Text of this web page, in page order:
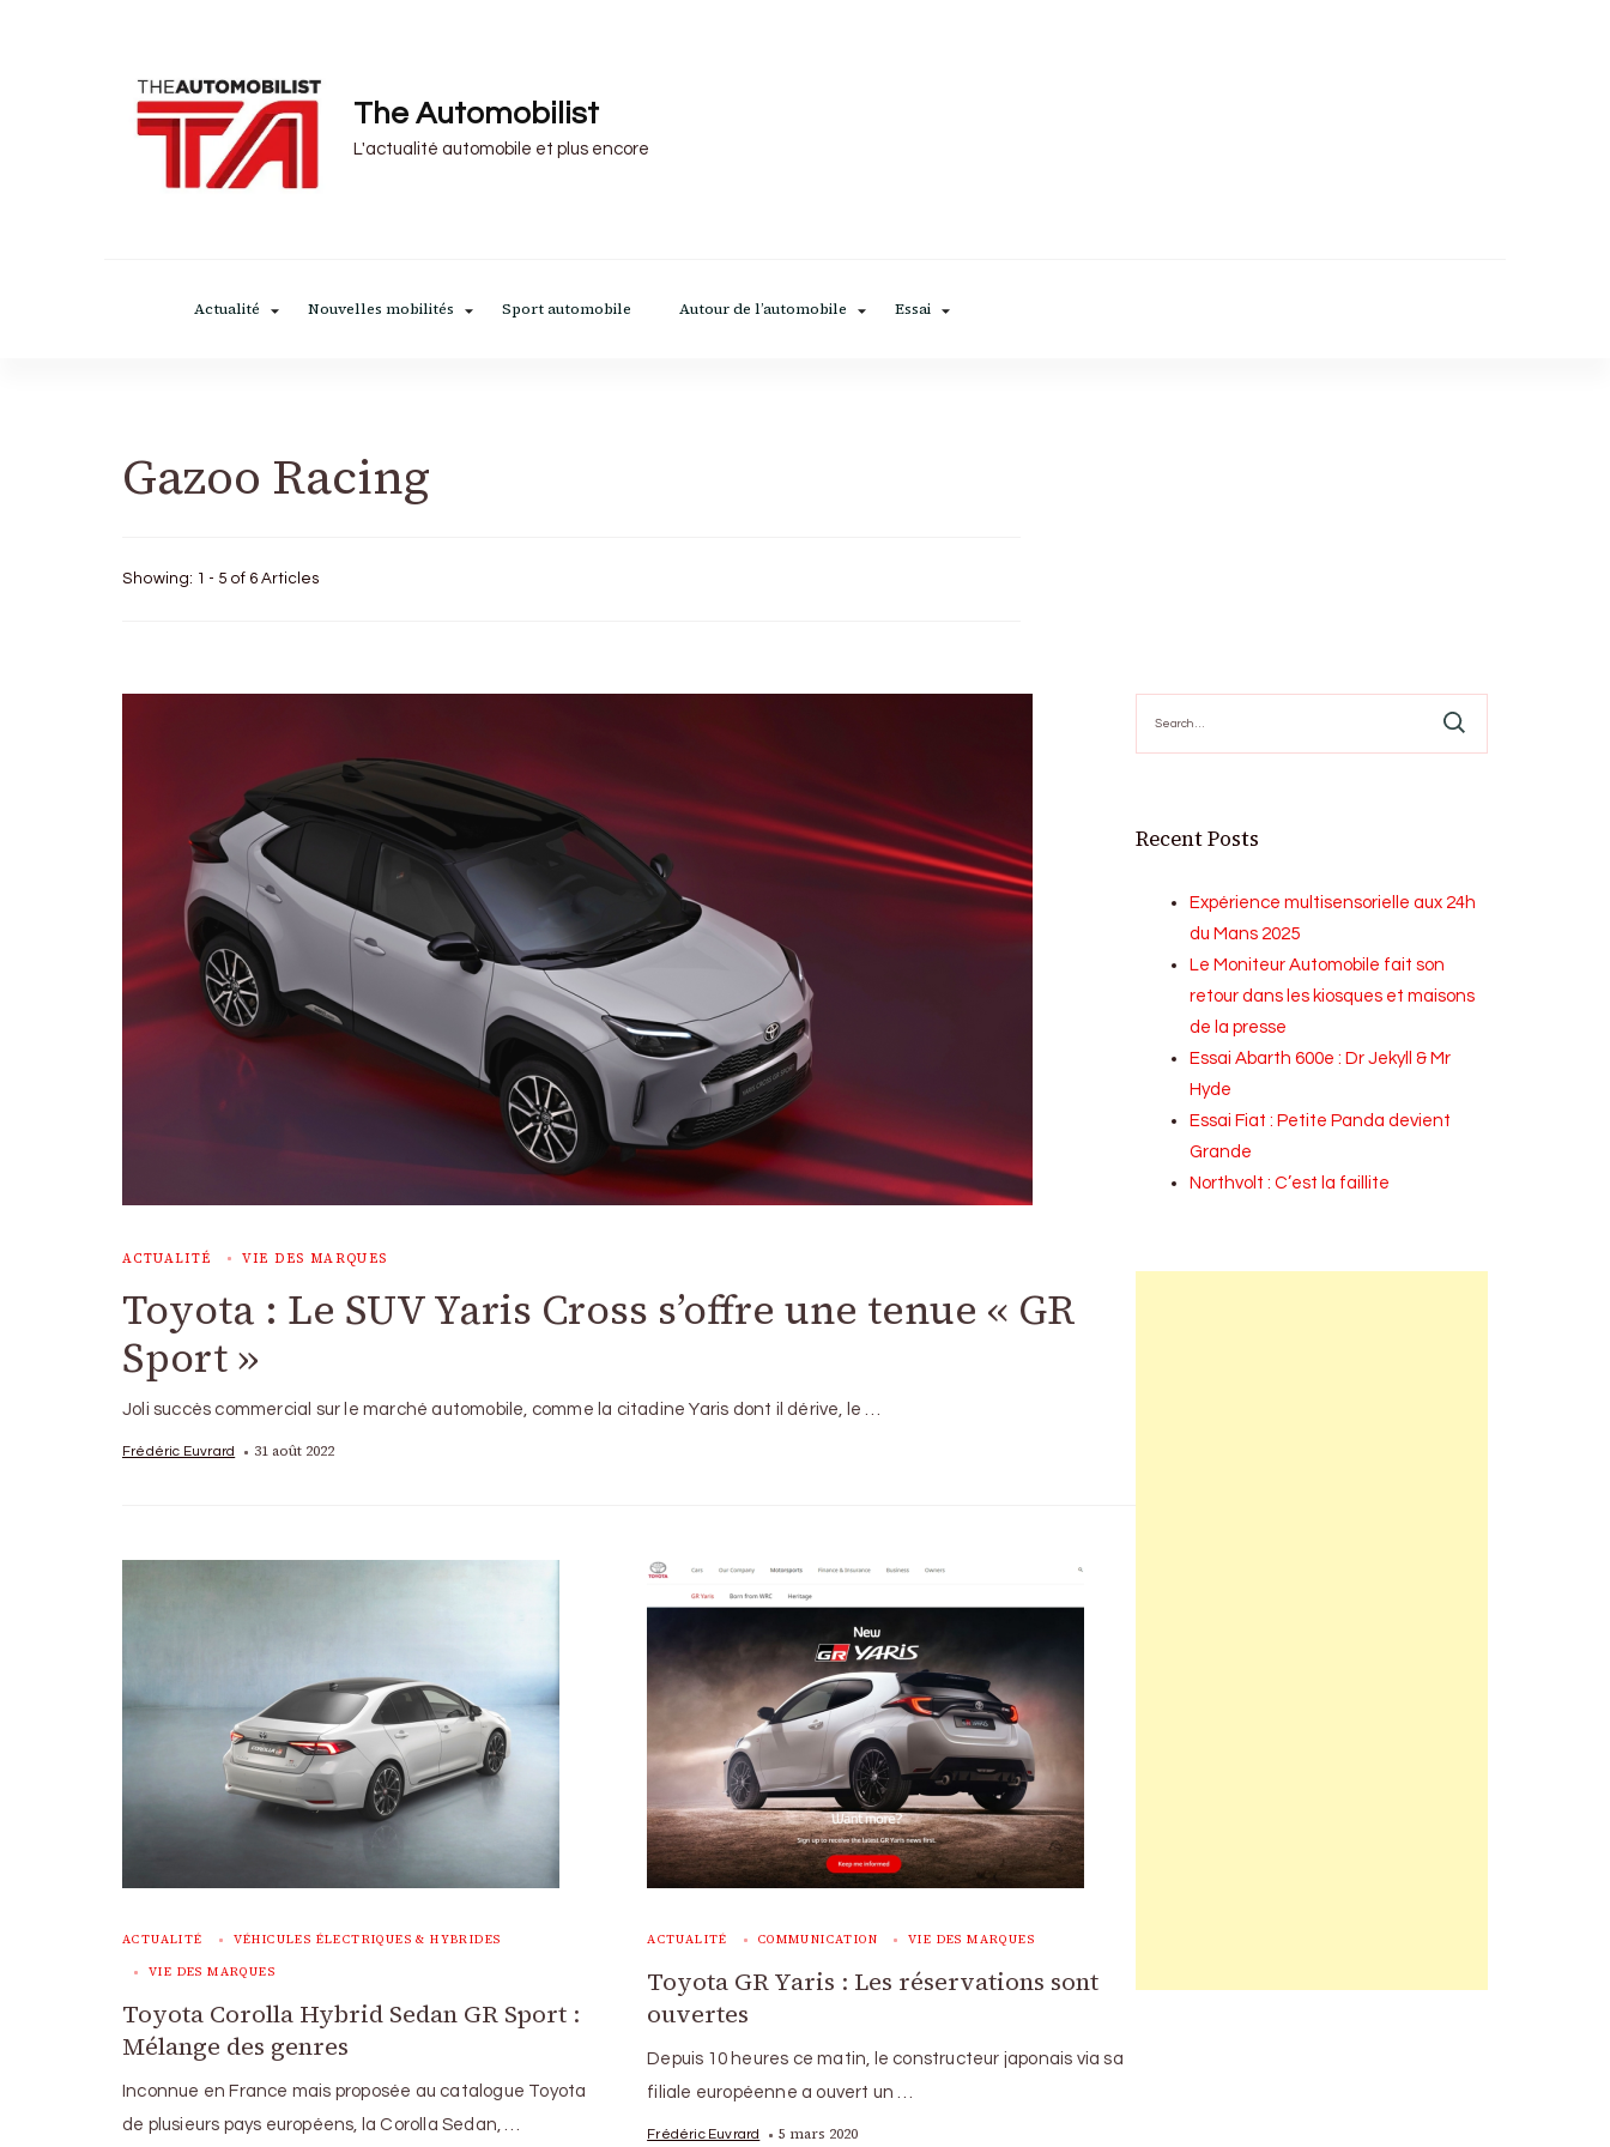
The Automobilist
L'actualité automobile et plus encore
Actualité Nouvelles mobilités Sport automobile Autour de l’automobile Essai
Gazoo Racing
Showing: 1 - 5 of 6 Articles
ACTUALITÉ VIE DES MARQUES
Toyota : Le SUV Yaris Cross s’offre une tenue « GR
Sport »
Joli succès commercial sur le marché automobile, comme la citadine Yaris dont il dérive, le …
Frédéric Euvrard 31 août 2022
ACTUALITÉ VÉHICULES ÉLECTRIQUES & HYBRIDES
VIE DES MARQUES
Toyota Corolla Hybrid Sedan GR Sport :
Mélange des genres
Inconnue en France mais proposée au catalogue Toyota
de plusieurs pays européens, la Corolla Sedan, …
ACTUALITÉ COMMUNICATION VIE DES MARQUES
Toyota GR Yaris : Les réservations sont
ouvertes
Depuis 10 heures ce matin, le constructeur japonais via sa
filiale européenne a ouvert un …
Frédéric Euvrard 5 mars 2020
for:
Recent Posts
Expérience multisensorielle aux 24h
du Mans 2025
Le Moniteur Automobile fait son
retour dans les kiosques et maisons
de la presse
Essai Abarth 600e : Dr Jekyll & Mr
Hyde
Essai Fiat : Petite Panda devient
Grande
Northvolt : C’est la faillite